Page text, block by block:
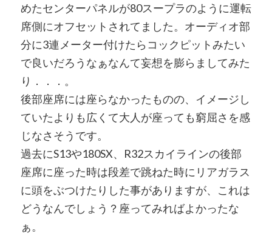
めたセンターパネルが80スープラのように運転
席側にオフセットされてました。オーディオ部
分に3連メーター付けたらコックピットみたい
で良いだろうなぁなんて妄想を膨らましてみた
り．．．。
後部座席には座らなかったものの、イメージし
ていたよりも広くて大人が座っても窮屈さを感
じなさそうです。
過去にS13や180SX、R32スカイラインの後部
座席に座った時は段差で跳ねた時にリアガラス
に頭をぶつけたりした事がありますが、これは
どうなんでしょう？座ってみればよかったな
ぁ。